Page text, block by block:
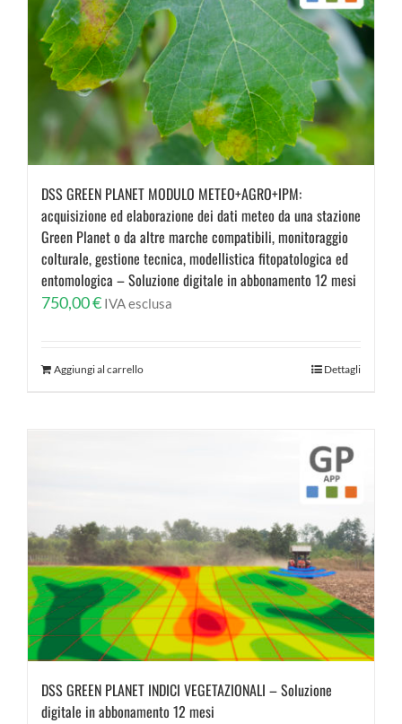
DSS GREEN PLANET MODULO METEO+AGRO+IPM:
acquisizione ed elaborazione dei dati meteo da una stazione
Green Planet o da altre marche compatibili, monitoraggio
colturale, gestione tecnica, modellistica fitopatologica ed
entomologica – Soluzione digitale in abbonamento 12 mesi
750,00€ IVA esclusa
Aggiungi al carrello Dettagli
DSS GREEN PLANET INDICI VEGETAZIONALI – Soluzione
digitale in abbonamento 12 mesi